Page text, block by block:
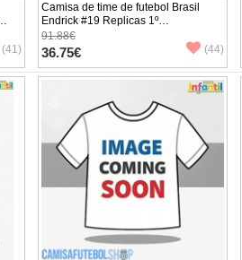
(41)
Camisa de time de futebol Brasil
Endrick #19 Replicas 1º
Equipamento Infantil Mundo 2026
Manga Curta (+ Calças curtas)
91.88€
36.75€ (44)